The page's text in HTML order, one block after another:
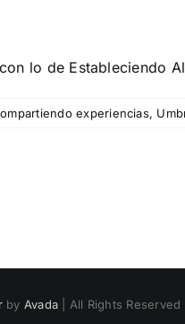
lo de Estableciendo
experiencias,
by Avada| All Rights Reserved